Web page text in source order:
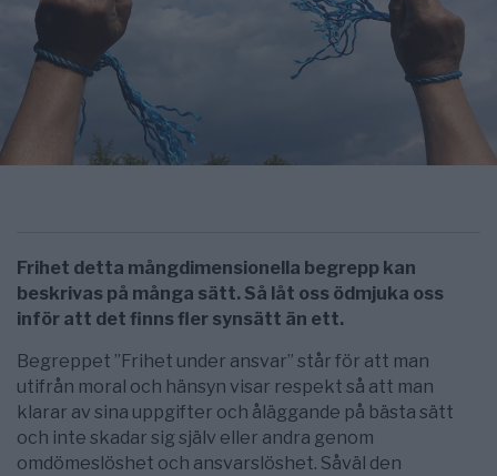
Frihet detta mångdimensionella begrepp kan
beskrivas på många sätt. Så låt oss ödmjuka oss
inför att det finns fler synsätt än ett.
Begreppet ”Frihet under ansvar” står för att man
utifrån moral och hänsyn visar respekt så att man
klarar av sina uppgifter och åläggande på bästa sätt
och inte skadar sig själv eller andra genom
omdömeslöshet och ansvarslöshet. Såväl den